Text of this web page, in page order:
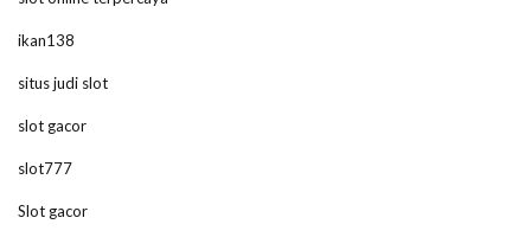
ikan138
situs judi slot
slot gacor
slot777
Slot gacor